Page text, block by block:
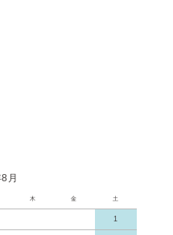
月
木 金 土
1